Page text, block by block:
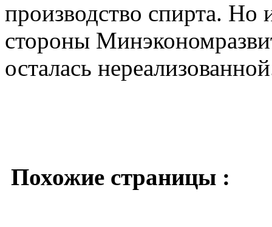
производство спирта.
стороны
осталась
Похожие страницы :